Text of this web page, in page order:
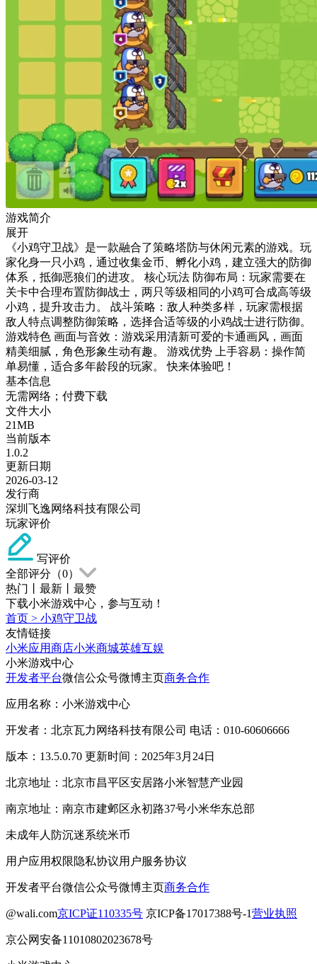
游戏简介
展开
《小鸡守卫战》是一款融合了策略塔防与休闲元素的游戏。玩
家化身一只小鸡，通过收集金币、孵化小鸡，建立强大的防御
体系，抵御恶狼们的进攻。 核心玩法 防御布局：玩家需要在
关卡中合理布置防御战士，两只等级相同的小鸡可合成高等级
小鸡，提升攻击力。 战斗策略：敌人种类多样，玩家需根据
敌人特点调整防御策略，选择合适等级的小鸡战士进行防御。
游戏特色 画面与音效：游戏采用清新可爱的卡通画风，画面
精美细腻，角色形象生动有趣。 游戏优势 上手容易：操作简
单易懂，适合多年龄段的玩家。 快来体验吧！
基本信息
无需网络；付费下载
文件大小
21MB
当前版本
1.0.2
更新日期
2026-03-12
发行商
深圳飞逸网络科技有限公司
玩家评价
写评价
全部评分（0）
热门
最新
最赞
下载小米游戏中心，参与互动！
首页 > 小鸡守卫战
友情链接
小米应用商店小米商城英雄互娱
小米游戏中心
开发者平台微信公众号微博主页商务合作
应用名称：小米游戏中心
开发者：北京瓦力网络科技有限公司 电话：010-60606666
版本：13.5.0.70 更新时间：2025年3月24日
北京地址：北京市昌平区安居路小米智慧产业园
南京地址：南京市建邺区永初路37号小米华东总部
未成年人防沉迷系统米币
用户应用权限隐私协议用户服务协议
开发者平台微信公众号微博主页商务合作
@wali.com京ICP证110335号 京ICP备17017388号-1营业执照
京公网安备11010802023678号